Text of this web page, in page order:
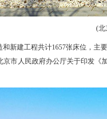
(北
建工程共计1657张床位，主
市人民政府办公厅关于印发